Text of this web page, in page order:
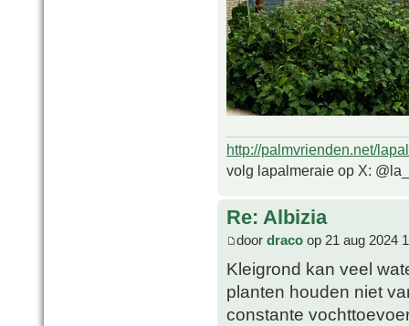
http://palmvrienden.net/
volg lapalmeraie op X:
Re: Albizia
door draco op 21 aug 2024
Kleigrond kan veel
planten houden niet
constante